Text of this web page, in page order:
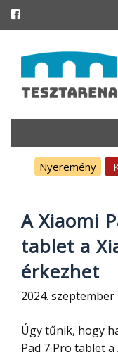
to
content
Nyeremény
A Xiaomi
tablet a
érkezhet
2024. szeptember
Úgy tűnik, hogy
Pad 7 Pro tablet